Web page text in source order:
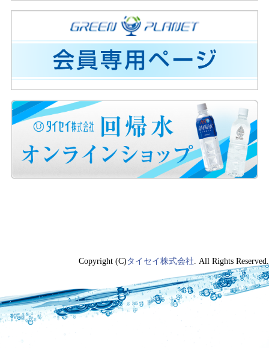
Copyright (C) タイセイ株式会社. All Rights Reserved.